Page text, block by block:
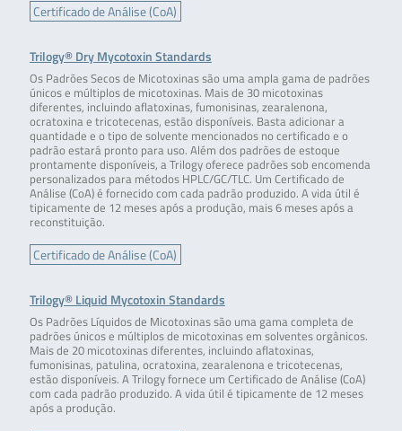
Certificado de Análise (CoA)
Trilogy® Dry Mycotoxin Standards
Os Padrões Secos de Micotoxinas são uma ampla gama de padrões
únicos e múltiplos de micotoxinas. Mais de 30 micotoxinas
diferentes, incluindo aflatoxinas, fumonisinas, zearalenona,
ocratoxina e tricotecenas, estão disponíveis. Basta adicionar a
quantidade e o tipo de solvente mencionados no certificado e o
padrão estará pronto para uso. Além dos padrões de estoque
prontamente disponíveis, a Trilogy oferece padrões sob encomenda
personalizados para métodos HPLC/GC/TLC. Um Certificado de
Análise (CoA) é fornecido com cada padrão produzido. A vida útil é
tipicamente de 12 meses após a produção, mais 6 meses após a
reconstituição.
Certificado de Análise (CoA)
Trilogy® Liquid Mycotoxin Standards
Os Padrões Líquidos de Micotoxinas são uma gama completa de
padrões únicos e múltiplos de micotoxinas em solventes orgânicos.
Mais de 20 micotoxinas diferentes, incluindo aflatoxinas,
fumonisinas, patulina, ocratoxina, zearalenona e tricotecenas,
estão disponíveis. A Trilogy fornece um Certificado de Análise (CoA)
com cada padrão produzido. A vida útil é tipicamente de 12 meses
após a produção.